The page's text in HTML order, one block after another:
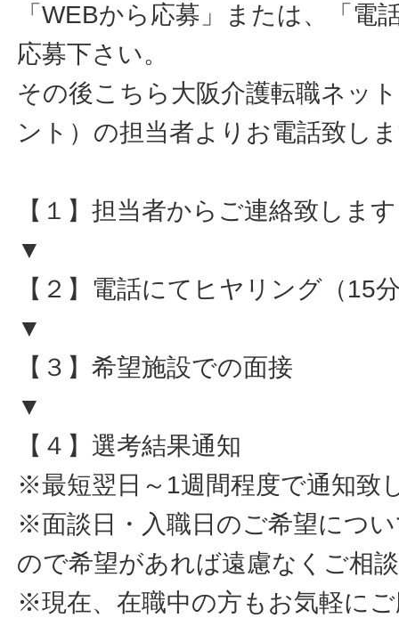
「WEBから応募」または、「電
応募下さい。
その後こちら大阪介護転職ネッ
ント）の担当者よりお電話致し
【１】担当者からご連絡致します
▼
【２】電話にてヒヤリング（15
▼
【３】希望施設での面接
▼
【４】選考結果通知
※最短翌日～1週間程度で通知致
※面談日・入職日のご希望につ
ので希望があれば遠慮なくご相
※現在、在職中の方もお気軽に